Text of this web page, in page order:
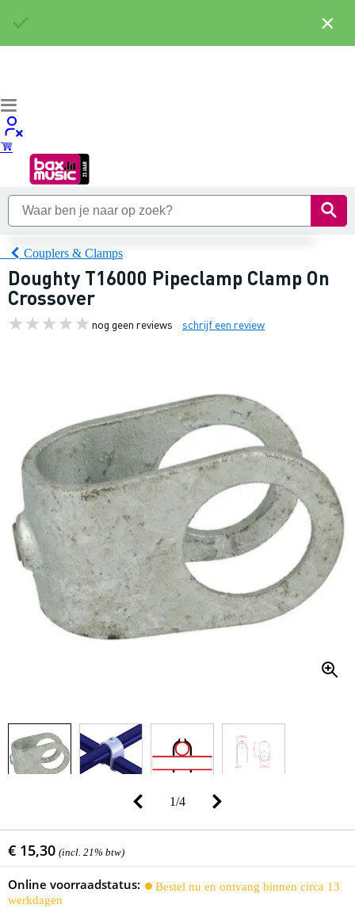
Couplers & Clamps
Doughty T16000 Pipeclamp Clamp On
Crossover
nog geen reviews schrijf een review
1/4
€ 15,30 (incl. 21% btw)
Online voorraadstatus:
Bestel nu en ontvang binnen circa 13
werkdagen
×